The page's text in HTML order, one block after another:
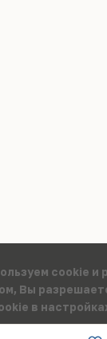
cookie и
Вы
в